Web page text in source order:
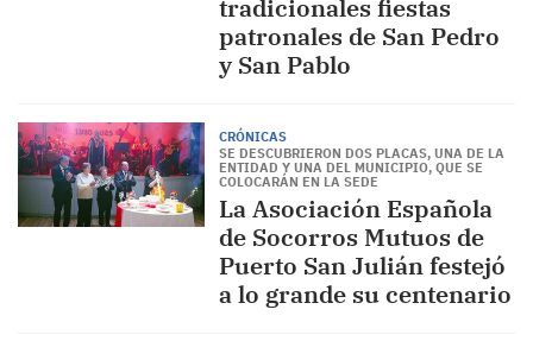
tradicionales fiestas
patronales de San Pedro
y San Pablo
CRÓNICAS
SE DESCUBRIERON DOS PLACAS, UNA DE LA
ENTIDAD Y UNA DEL MUNICIPIO, QUE SE
COLOCARÁN EN LA SEDE
La Asociación Española
de Socorros Mutuos de
Puerto San Julián festejó
a lo grande su centenario